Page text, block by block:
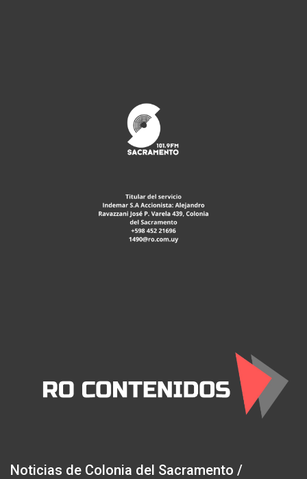
Noticias de Colonia del Sacramento /